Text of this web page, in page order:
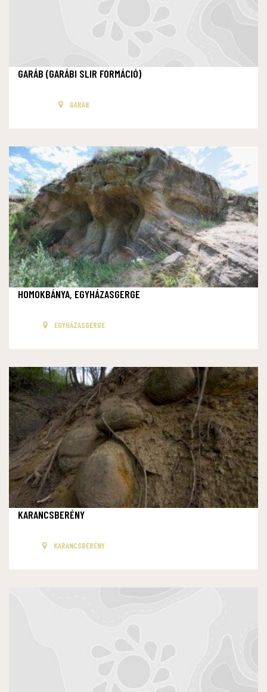
GARÁB (GARÁBI SLIR FORMÁCIÓ)
GARÁB
HOMOKBÁNYA, EGYHÁZASGERGE
EGYHÁZASGERGE
KARANCSBERÉNY
KARANCSBERÉNY